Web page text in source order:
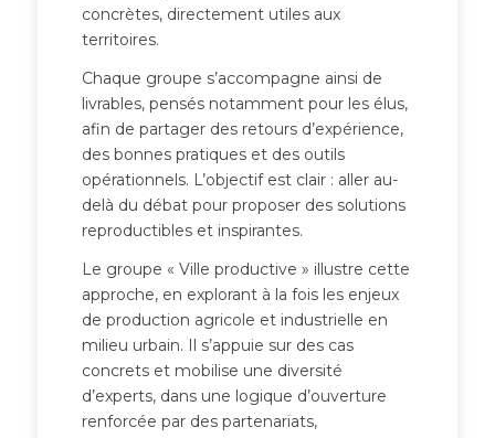
concrètes, directement utiles aux
territoires.
Chaque groupe s’accompagne ainsi de
livrables, pensés notamment pour les élus,
afin de partager des retours d’expérience,
des bonnes pratiques et des outils
opérationnels. L’objectif est clair : aller au-
delà du débat pour proposer des solutions
reproductibles et inspirantes.
Le groupe « Ville productive » illustre cette
approche, en explorant à la fois les enjeux
de production agricole et industrielle en
milieu urbain. Il s’appuie sur des cas
concrets et mobilise une diversité
d’experts, dans une logique d’ouverture
renforcée par des partenariats,